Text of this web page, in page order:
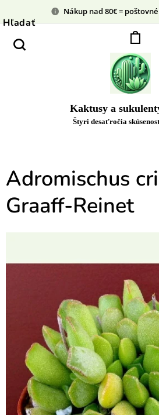
Nákup nad 80€ =
Kaktusy a
Štyri desaťročia
Hľadať
Adromischus
Graaff-Reinet